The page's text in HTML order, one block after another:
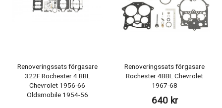
Renoveringssats förgasare
322F Rochester 4 BBL
Chevrolet 1956-66
Oldsmobile 1954-56
Renoveringssats förgasare
Rochester 4BBL Chevrolet
1967-68
640 kr